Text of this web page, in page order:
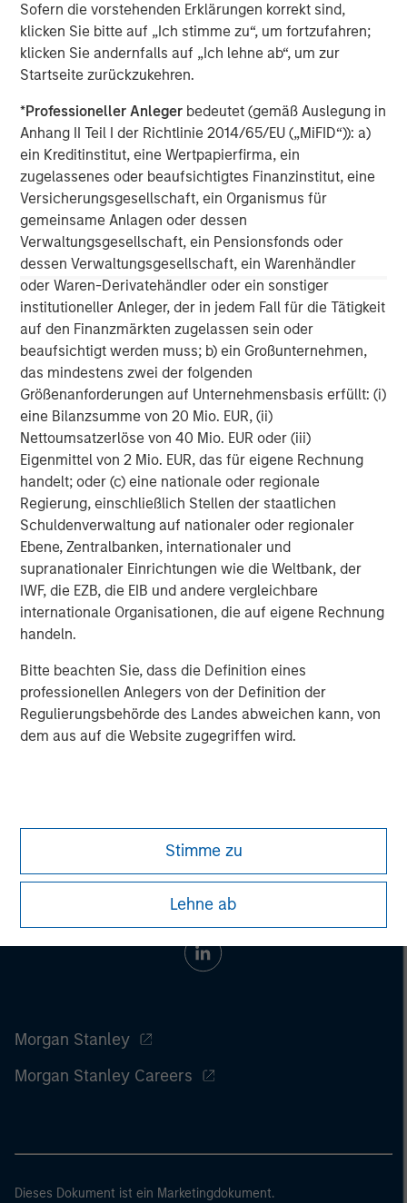
Sofern die vorstehenden Erklärungen korrekt sind,
klicken Sie bitte auf „Ich stimme zu“, um fortzufahren;
klicken Sie andernfalls auf „Ich lehne ab“, um zur
Startseite zurückzukehren.
*Professioneller Anleger bedeutet (gemäß Auslegung in
Anhang II Teil I der Richtlinie 2014/65/EU („MiFID“)): a)
ein Kreditinstitut, eine Wertpapierfirma, ein
zugelassenes oder beaufsichtigtes Finanzinstitut, eine
Versicherungsgesellschaft, ein Organismus für
gemeinsame Anlagen oder dessen
Verwaltungsgesellschaft, ein Pensionsfonds oder
dessen Verwaltungsgesellschaft, ein Warenhändler
oder Waren-Derivatehändler oder ein sonstiger
institutioneller Anleger, der in jedem Fall für die Tätigkeit
auf den Finanzmärkten zugelassen sein oder
beaufsichtigt werden muss; b) ein Großunternehmen,
das mindestens zwei der folgenden
Größenanforderungen auf Unternehmensbasis erfüllt: (i)
eine Bilanzsumme von 20 Mio. EUR, (ii)
Nettoumsatzerlöse von 40 Mio. EUR oder (iii)
Eigenmittel von 2 Mio. EUR, das für eigene Rechnung
handelt; oder (c) eine nationale oder regionale
Regierung, einschließlich Stellen der staatlichen
Schuldenverwaltung auf nationaler oder regionaler
Ebene, Zentralbanken, internationaler und
supranationaler Einrichtungen wie die Weltbank, der
IWF, die EZB, die EIB und andere vergleichbare
internationale Organisationen, die auf eigene Rechnung
handeln.
Bitte beachten Sie, dass die Definition eines
professionellen Anlegers von der Definition der
Regulierungsbehörde des Landes abweichen kann, von
dem aus auf die Website zugegriffen wird.
Stimme zu
Lehne ab
Morgan Stanley Capital Partners, part of Morgan Stanley
Investment Management, is a leading middle-market
private equity platform that has invested capital in a
broad spectrum of industries for over two decades.
negotiated equity and equity-related investments
primarily in North America, as well as Europe and other
regions and seeks to create value in portfolio companies
primarily through operational improvement. For further
information about Morgan Stanley Capital Partners,
please visitwww.morganstanley.com/im/capitalpartners
Morgan Stanley Capital Partners
Morgan Stanley Capital Partners manages a middle-
market private equity platform with a strong focus on
value creation. The team has invested capital in a broad
spectrum of industries for over two decades.
MSIM Spokesperson
Aaron Sack
Managing Director
Managing Director
Morgan Stanley
Morgan Stanley Careers
Dieses Dokument ist ein Marketingdokument.